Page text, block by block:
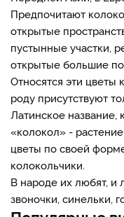
Предпочитают
открытые
пустынные участки,
открытые большие
Относятся эти цветы
роду присутствуют
Латинское название,
«колокол» -
цветы по своей
колокольчики.
В народе их любят, и
звоночки, синельки,